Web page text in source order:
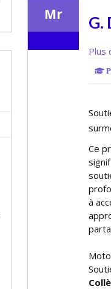
Mr G.
Plus
Ce
à